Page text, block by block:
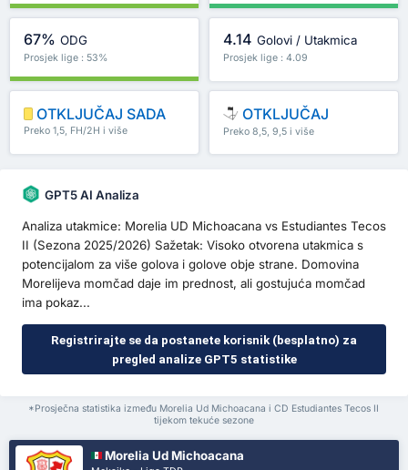
67% ODG
Prosjek lige : 53%
4.14 Golovi / Utakmica
Prosjek lige : 4.09
OTKLJUČAJ SADA
Preko 1,5, FH/2H i više
OTKLJUČAJ
Preko 8,5, 9,5 i više
GPT5 AI Analiza
Analiza utakmice: Morelia UD Michoacana vs Estudiantes Tecos
II (Sezona 2025/2026) Sažetak: Visoko otvorena utakmica s
potencijalom za više golova i golove obje strane. Domovina
Morelijeva momčad daje im prednost, ali gostujuća momčad
ima pokaz...
Registrirajte se da postanete korisnik (besplatno) za
pregled analize GPT5 statistike
*Prosječna statistika između Morelia Ud Michoacana i CD Estudiantes Tecos II
tijekom tekuće sezone
Morelia Ud Michoacana